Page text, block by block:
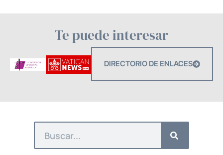
Te puede interesar
DIRECTORIO DE ENLACES